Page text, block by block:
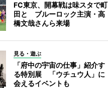
FC東京、開幕戦は味スタで町
田と ブルーロック主演・高
橋文哉さんら来場
見る・遊ぶ
「府中の宇宙の仕事」紹介す
る特別展 「ウチュウ人」に
会えるイベントも